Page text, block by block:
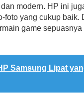
modern. HP ini
foto yang cukup baik.
game
Samsung Lipat